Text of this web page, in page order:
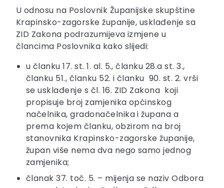
U odnosu na Poslovnik Županijske skupštine
Krapinsko-zagorske županije, usklađenje sa
ZID Zakona podrazumijeva izmjene u
člancima Poslovnika kako slijedi:
u članku 17. st. 1. al. 5., članku 28.a st. 3.,
članku 51., članku 52. i članku 90. st. 2. vrši
se usklađenje s čl. 16. ZID Zakona koji
propisuje broj zamjenika općinskog
načelnika, gradonačelnika i župana a
prema kojem članku, obzirom na broj
stanovnika Krapinsko-zagorske županije,
župan više nema dva nego samo jednog
zamjenika;
članak 37. toč. 5. – mijenja se naziv Odbora